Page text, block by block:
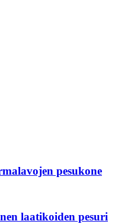
pesukone
laatikoiden pesuri